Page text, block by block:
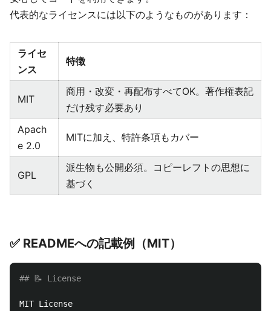
代表的なライセンスには以下のようなものがあります：
ライセ
ンス
特徴
MIT
商用・改変・再配布すべてOK。著作権表記
だけ残す必要あり
Apach
e 2.0
MITに加え、特許条項もカバー
GPL
派生物も公開必須。コピーレフトの思想に
基づく
✅ READMEへの記載例（MIT）
## 📝 License
MIT License